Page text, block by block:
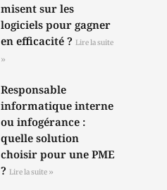
misent sur les
logiciels pour gagner
en efficacité ?Lire la suite
»
Responsable
informatique interne
ou infogérance :
quelle solution
choisir pour une PME
?Lire la suite »